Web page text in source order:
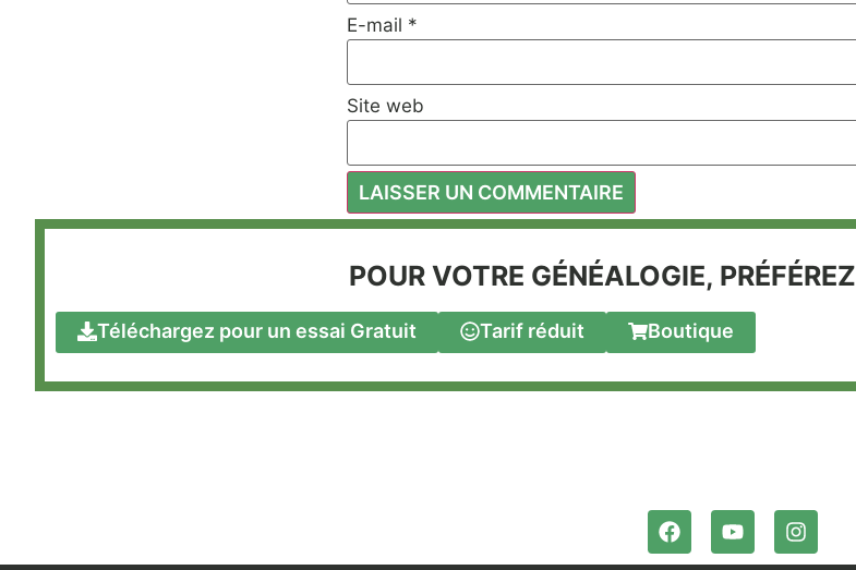
E-mail *
Site web
POUR VOTRE GÉNÉALOGIE, PRÉFÉREZ
Téléchargez pour un essai Gratuit Tarif réduit Boutique